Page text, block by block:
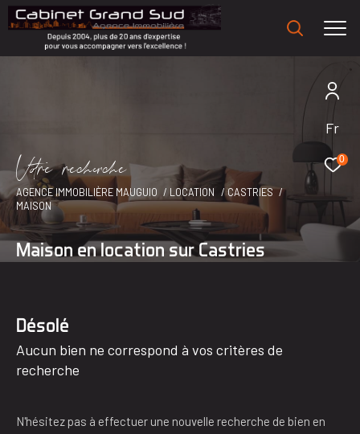
Fr
0
Vore recece
AGENCE IMMOBILIÈRE MAUGUIO LOCATION
CASTRIES
MAISON
Maison en location sur Castries
Désolé
Aucun bien ne correspond à vos critères de
recherche
N'hésitez pas à effectuer une nouvelle recherche de bien en